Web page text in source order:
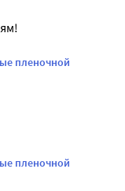
пленочной
пленочной